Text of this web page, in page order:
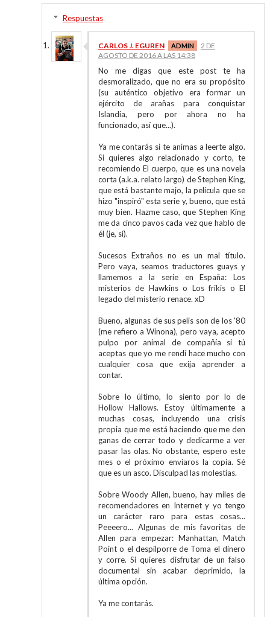
Respuestas
CARLOS J. EGUREN
2 DE
AGOSTO DE 2016 A LAS 14:38
No me digas que este post te ha
desmoralizado, que no era su propósito
(su auténtico objetivo era formar un
ejército de arañas para conquistar
Islandia, pero por ahora no ha
funcionado, así que...).
Ya me contarás si te animas a leerte algo.
Si quieres algo relacionado y corto, te
recomiendo El cuerpo, que es una novela
corta (a.k.a. relato largo) de Stephen King,
que está bastante majo, la película que se
hizo "inspiró" esta serie y, bueno, que está
muy bien. Hazme caso, que Stephen King
me da cinco pavos cada vez que hablo de
él (je, sí).
Sucesos Extraños no es un mal título.
Pero vaya, seamos traductores guays y
llamemos a la serie en España: Los
misterios de Hawkins o Los frikis o El
legado del misterio renace. xD
Bueno, algunas de sus pelis son de los '80
(me refiero a Winona), pero vaya, acepto
pulpo por animal de compañía si tú
aceptas que yo me rendí hace mucho con
cualquier cosa que exija aprender a
contar.
Sobre lo último, lo siento por lo de
Hollow Hallows. Estoy últimamente a
muchas cosas, incluyendo una crisis
propia que me está haciendo que me den
ganas de cerrar todo y dedicarme a ver
pasar las olas. No obstante, espero este
mes o el próximo enviaros la copia. Sé
que es un asco. Disculpad las molestias.
Sobre Woody Allen, bueno, hay miles de
recomendadores en Internet y yo tengo
un carácter raro para estas cosas...
Peeeero... Algunas de mis favoritas de
Allen para empezar: Manhattan, Match
Point o el despilporre de Toma el dinero
y corre. Si quieres disfrutar de un falso
documental sin acabar deprimido, la
última opción.
Ya me contarás.